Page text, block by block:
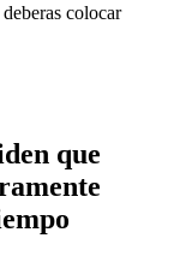
colocar
que